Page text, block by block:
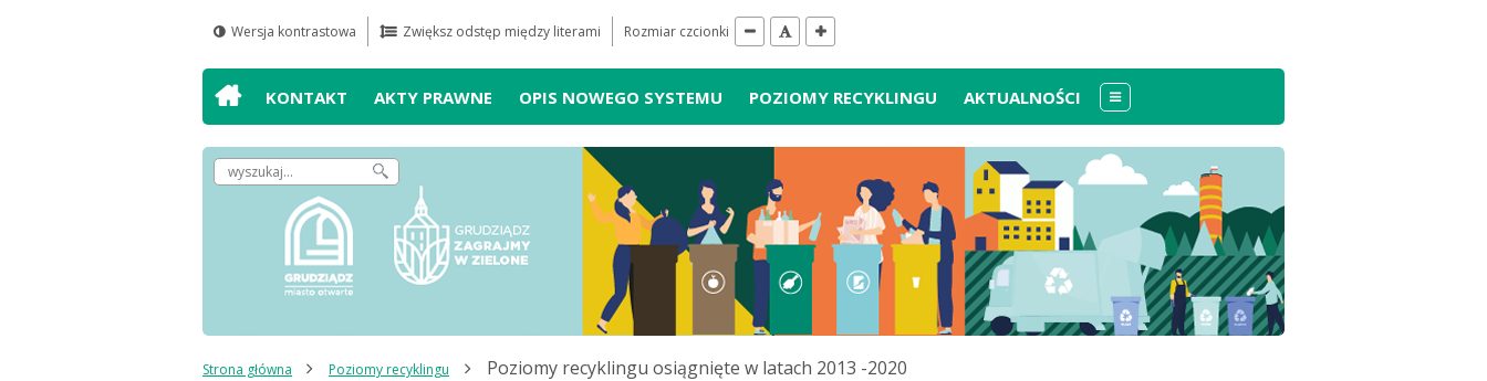
Przejdź do
głównego
Przejdź do
Przejdź do
wyszukiwarki
Przejdź do
mapy serwisu
Wersja kontrastowa Zwiększ odstęp między literami Rozmiar czcionki
KONTAKT AKTY PRAWNE OPIS NOWEGO SYSTEMU POZIOMY RECYKLINGU AKTUALNOŚCI
Menu
Wpisz
szukaną
Strona główna Poziomy recyklingu Poziomy recyklingu osiągnięte w latach 2013 -2020